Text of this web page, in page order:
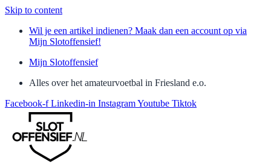
Skip to content
Wil je een artikel indienen? Maak dan een account op via
Mijn Slotoffensief!
Mijn Slotoffensief
Alles over het amateurvoetbal in Friesland e.o.
Facebook-f Linkedin-in InstagramYoutube Tiktok